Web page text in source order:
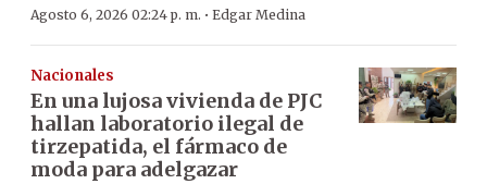
Agosto 6, 2026 02:24 p. m. · Edgar Medina
Nacionales
En una lujosa vivienda de PJC
hallan laboratorio ilegal de
tirzepatida, el fármaco de
moda para adelgazar